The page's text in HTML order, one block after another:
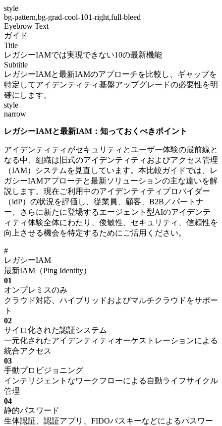
style
bg-pattern,bg-grad-cool-101-right,full-bleed
Eyebrow Text
ガイド
Title
レガシーIAMでは実現できない10の最新機能
Subtitle
レガシーIAMと最新IAMのアプローチを比較し、ギャップを
特定してアイデンティティ基盤アップグレードの必要性を明
確にします。
style
narrow
レガシーIAMと最新IAM：知っておくべきポイント
アイデンティティがセキュリティとユーザー体験の最前線と
なる中、組織は旧式のアイデンティティおよびアクセス管理
（IAM）システムを見直しています。本比較ガイドでは、レ
ガシーIAMアプローチと最新ソリューションの主な違いを解
説します。現在ご利用中のアイデンティティプロバイダー
（idP）の状況を評価し、従業員、顧客、B2B／パートナ
ー、さらに新たに登場するエージェント型AIのアイデンテ
ィティ体験全体にわたり、俊敏性、セキュリティ、信頼性を
向上させる機会を特定するためにご活用ください。
#
レガシーIAM
最新IAM（Ping Identity）
01
オンプレミスのみ
クラウド対応、ハイブリッドおよびマルチクラウドをサポー
ト
02
サイロ化された認証システム
一元化されたアイデンティティオーケストレーションによる
統合アクセス
03
手動プロビジョニング
インテリジェントなワークフローによる自動ライフサイクル
管理
04
静的パスワード
生体認証、認証アプリ、FIDOパスキーなどによるパスワー